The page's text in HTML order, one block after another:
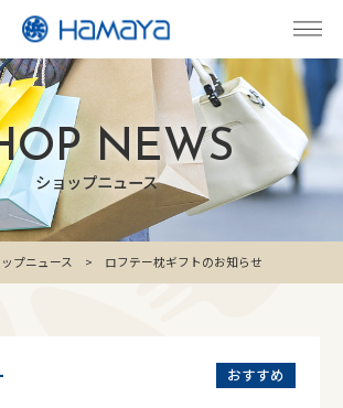
NEWS
ショップニュース
プニュース ロフテー枕ギフトのお知らせ
おすすめ